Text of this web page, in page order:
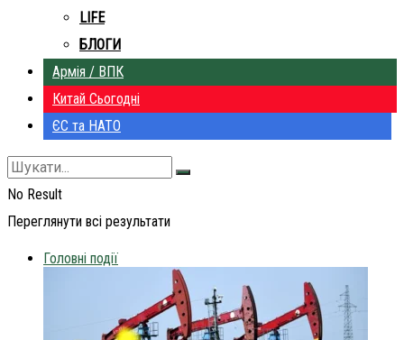
LIFE
БЛОГИ
Армія / ВПК
Китай Сьогодні
ЄС та НАТО
No Result
Переглянути всі результати
Головні події